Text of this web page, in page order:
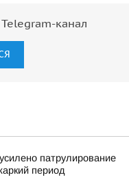
канал
патрулирование
период